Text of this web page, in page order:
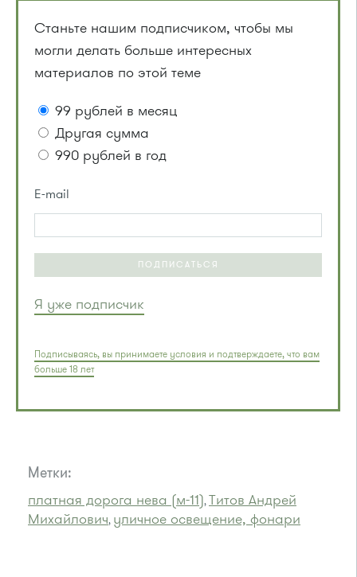
Станьте нашим подписчиком, чтобы мы
могли делать больше интересных
материалов по этой теме
99 рублей в месяц
Другая сумма
990 рублей в год
E-mail
ПОДПИСАТЬСЯ
Я уже подписчик
Подписываясь, вы принимаете условия и подтверждаете, что вам
больше 18 лет
Метки:
платная дорога нева (м-11),Титов Андрей
Михайлович, уличное освещение, фонари